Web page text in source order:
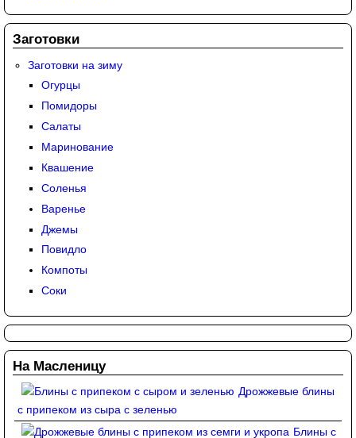
Заготовки
Заготовки на зиму
Огурцы
Помидоры
Салаты
Маринование
Квашение
Соленья
Варенье
Джемы
Повидло
Компоты
Соки
На Масленицу
Дрожжевые блины
с припеком из сыра с зеленью
Блины с